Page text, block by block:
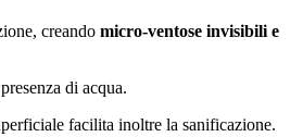
creando micro-ventose invisibili e
di acqua.
facilita inoltre la sanificazione.